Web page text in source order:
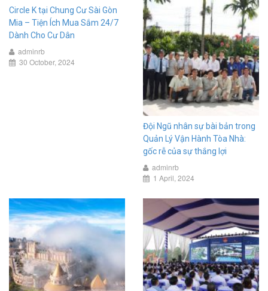
Circle K tại Chung Cư Sài Gòn
Mia – Tiện Ích Mua Sắm 24/7
Dành Cho Cư Dân
adminrb
30 October, 2024
Đội Ngũ nhân sự bài bản trong
Quản Lý Vận Hành Tòa Nhà:
gốc rễ của sự thắng lợi
adminrb
1 April, 2024